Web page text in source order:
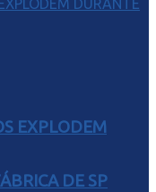
EXPLODEM
DE SP